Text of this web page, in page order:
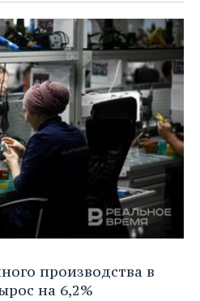
производства в
на 6,2%